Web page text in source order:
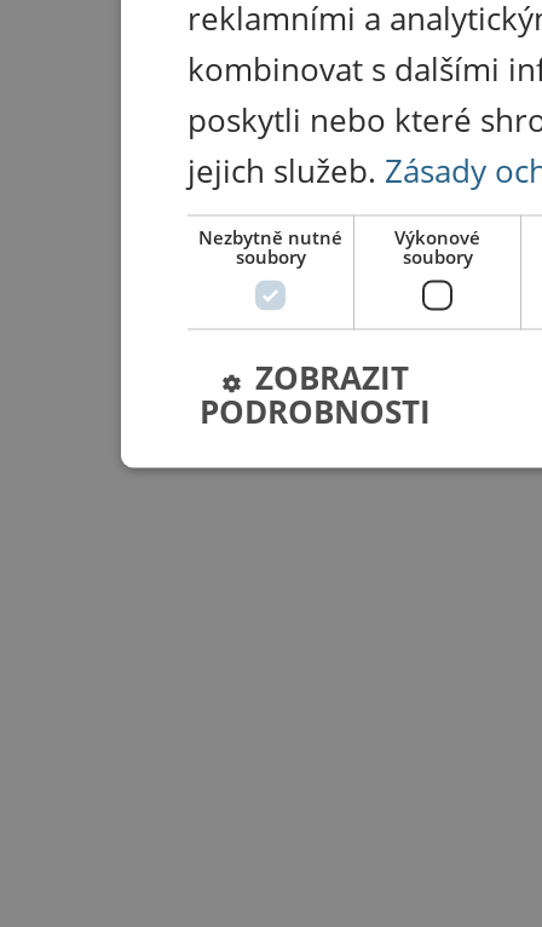
reklamními a
kombinovat s dalšími
poskytli nebo které
jejich služeb. Zásady
Nezbytně nutné
soubory
Výkonové
soubory
ZOBRAZIT
PODROBNOSTI